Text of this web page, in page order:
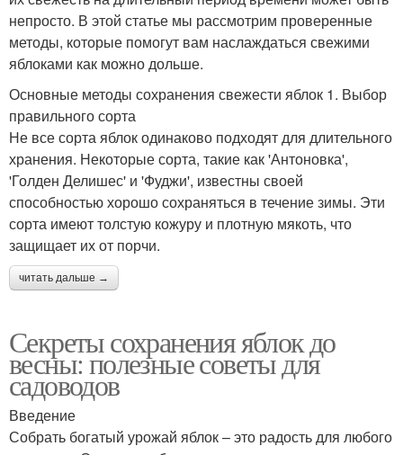
непросто. В этой статье мы рассмотрим проверенные
методы, которые помогут вам наслаждаться свежими
яблоками как можно дольше.
Основные методы сохранения свежести яблок 1. Выбор
правильного сорта
Не все сорта яблок одинаково подходят для длительного
хранения. Некоторые сорта, такие как 'Антоновка',
'Голден Делишес' и 'Фуджи', известны своей
способностью хорошо сохраняться в течение зимы. Эти
сорта имеют толстую кожуру и плотную мякоть, что
защищает их от порчи.
читать дальше →
Секреты сохранения яблок до
весны: полезные советы для
садоводов
Введение
Собрать богатый урожай яблок – это радость для любого